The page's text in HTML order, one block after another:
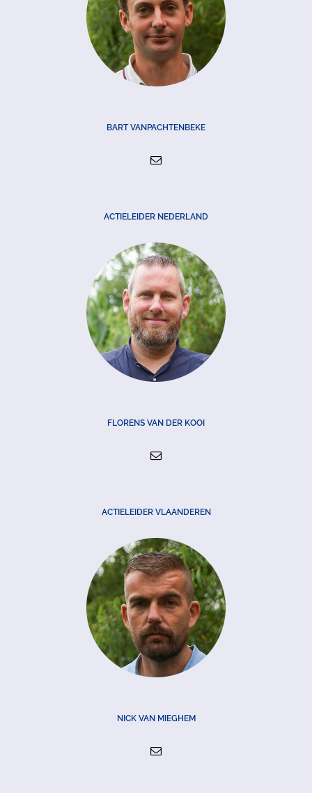
BART VANPACHTENBEKE
ACTIELEIDER NEDERLAND
FLORENS VAN DER KOOI
ACTIELEIDER VLAANDEREN
NICK VAN MIEGHEM